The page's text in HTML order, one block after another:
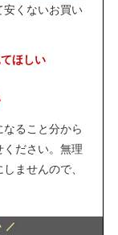
安くないお買い
ほしい
ること分から
ださい。無理
ませんので、